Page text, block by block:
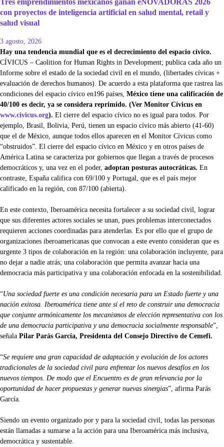
con proyectos de inteligencia artificial en salud mental, retail y
salud visual
3 agosto, 2026
Hay una tendencia mundial que es el decrecimiento del espacio cívico.
CÍVICUS – Caolition for Human Rights in Development; publica cada año un
Informe sobre el estado de la sociedad civil en el mundo, (libertades cívicas +
evaluación de derechos humanos). De acuerdo a esta plataforma que rastrea las
condiciones del espacio cívico en196 países, México tiene una calificación de
40/100 es decir, ya se considera reprimido. (Ver Monitor Cívicus en
www.civicus.org). El cierre del espacio cívico no es igual para todos. Por
ejemplo, Brasil, Bolivia, Perú, tienen un espacio cívico más abierto (41-60)
que el de México, aunque todos ellos aparecen en el Monitor Cívicus como
“obstruidos”. El cierre del espacio cívico en México y en otros países de
América Latina se caracteriza por gobiernos que llegan a través de procesos
democráticos y, una vez en el poder, adoptan posturas autocráticas. En
contraste, España califica con 69/100 y Portugal, que es el país mejor
calificado en la región, con 87/100 (abierta).
En este contexto, Iberoamérica necesita fortalecer a su sociedad civil, lograr
que sus diferentes actores sociales se unan, pues problemas interconectados
requieren acciones coordinadas para atenderlas. Es por ello que el grupo de
organizaciones iberoamericanas que convocan a este evento consideran que es
urgente 3 tipos de colaboración en la región: una colaboración incluyente, para
no dejar a nadie atrás; una colaboración que permita avanzar hacia una
democracia más participativa y una colaboración enfocada en la sostenibilidad.
“Una sociedad fuerte es una condición necesaria para un Estado fuerte y una
nación exitosa. Iberoamérica tiene ante sí el reto de construir una democracia
que conjunte armónicamente los mecanismos de elección representativa con los
de una democracia participativa y una democracia socialmente responsable”,
señala Pilar Parás García, Presidenta del Consejo Directivo de Cemefi.
“Se requiere una gran capacidad de adaptación y evolución de los actores
tradicionales de la sociedad civil para enfrentar los nuevos desafíos en los
nuevos tiempos. De modo que el Encuentro es de gran relevancia por la
oportunidad de hacer propuestas y generar nuevas sinergias”, afirma Parás
García.
Siendo un evento organizado por y para la sociedad civil, todas las personas
están llamadas a sumarse a la acción para una Iberoamérica más inclusiva,
democrática y sustentable.